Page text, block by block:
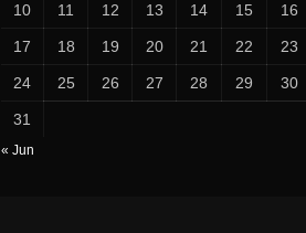
10 11 12 13 14 15 16
17 18 19 20 21 22 23
24 25 26 27 28 29 30
31
« Jun